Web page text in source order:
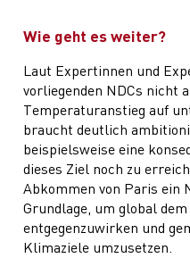
Wie geht es weiter?
Laut Expertinnen und
vorliegenden NDCs nicht
Temperaturanstieg auf
braucht deutlich
beispielsweise eine
dieses Ziel noch zu
Abkommen von Paris ein
Grundlage, um global
entgegenzuwirken und
Klimaziele umzusetzen.